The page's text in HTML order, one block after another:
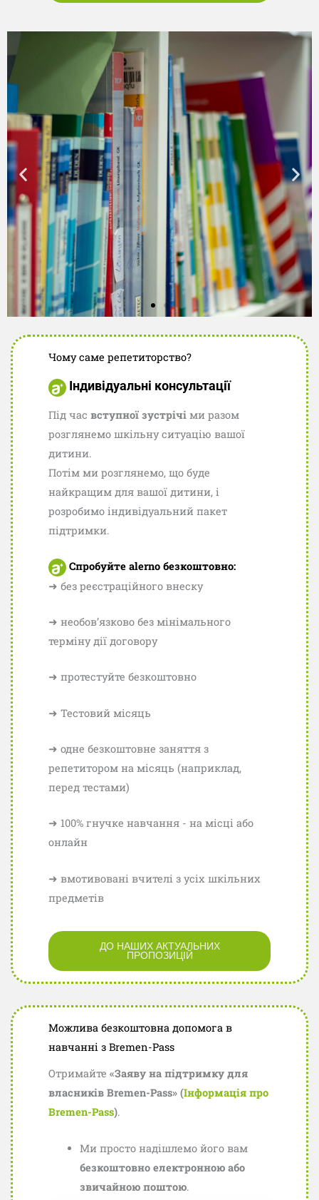
навчальний клас
Мітте
У затишній атмосфері вчитися
вдвічі легше.
Чому саме репетиторство?
Індивідуальні консультації
Під час вступної зустрічі ми разом
розглянемо шкільну ситуацію вашої
дитини.
Потім ми розглянемо, що буде
найкращим для вашої дитини, і
розробимо індивідуальний пакет
підтримки.
Спробуйте alerno безкоштовно:
➜ без реєстраційного внеску
➜ необов’язково без мінімального
терміну дії договору
➜ протестуйте безкоштовно
➜ Тестовий місяць
➜ одне безкоштовне заняття з
репетитором на місяць (наприклад,
перед тестами)
➜ 100% гнучке навчання - на місці або
онлайн
➜ вмотивовані вчителі з усіх шкільних
предметів
ДО НАШИХ АКТУАЛЬНИХ
ПРОПОЗИЦІЙ
Можлива безкоштовна допомога в
навчанні з Bremen-Pass
Отримайте «Заяву на підтримку для
власників Bremen-Pass» (Інформація про
Bremen-Pass).
Ми просто надішлемо його вам
безкоштовно електронною або
звичайною поштою.